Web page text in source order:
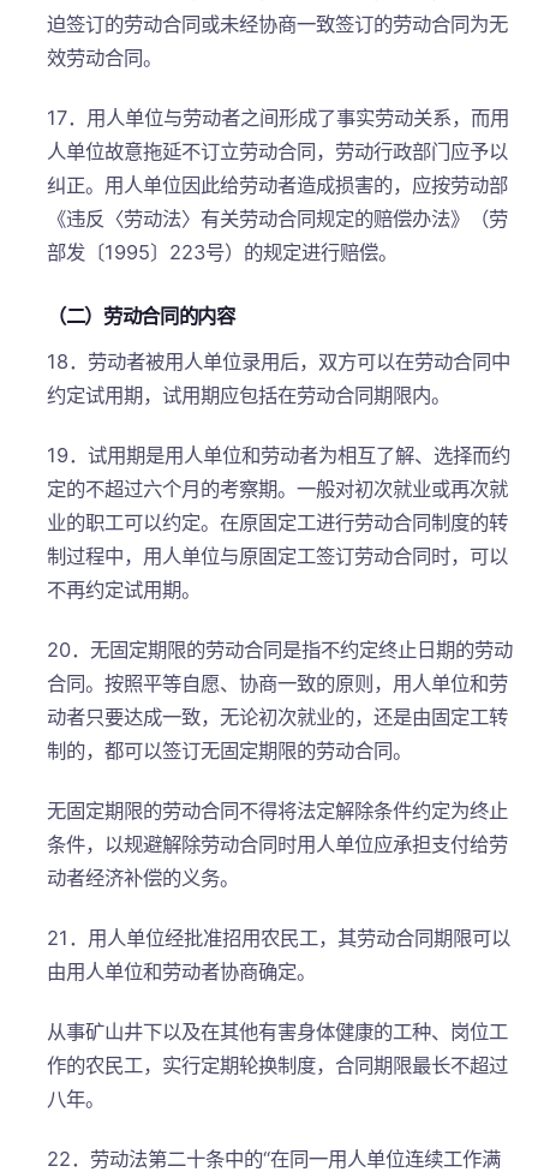
迫签订的劳动合同或未经协商一致签订的劳动合同为无
效劳动合同。
17．用人单位与劳动者之间形成了事实劳动关系，而用
人单位故意拖延不订立劳动合同，劳动行政部门应予以
纠正。用人单位因此给劳动者造成损害的，应按劳动部
《违反〈劳动法〉有关劳动合同规定的赔偿办法》（劳
部发〔1995〕223号）的规定进行赔偿。
（二）劳动合同的内容
18．劳动者被用人单位录用后，双方可以在劳动合同中
约定试用期，试用期应包括在劳动合同期限内。
19．试用期是用人单位和劳动者为相互了解、选择而约
定的不超过六个月的考察期。一般对初次就业或再次就
业的职工可以约定。在原固定工进行劳动合同制度的转
制过程中，用人单位与原固定工签订劳动合同时，可以
不再约定试用期。
20．无固定期限的劳动合同是指不约定终止日期的劳动
合同。按照平等自愿、协商一致的原则，用人单位和劳
动者只要达成一致，无论初次就业的，还是由固定工转
制的，都可以签订无固定期限的劳动合同。
无固定期限的劳动合同不得将法定解除条件约定为终止
条件，以规避解除劳动合同时用人单位应承担支付给劳
动者经济补偿的义务。
21．用人单位经批准招用农民工，其劳动合同期限可以
由用人单位和劳动者协商确定。
从事矿山井下以及在其他有害身体健康的工种、岗位工
作的农民工，实行定期轮换制度，合同期限最长不超过
八年。
22．劳动法第二十条中的“在同一用人单位连续工作满